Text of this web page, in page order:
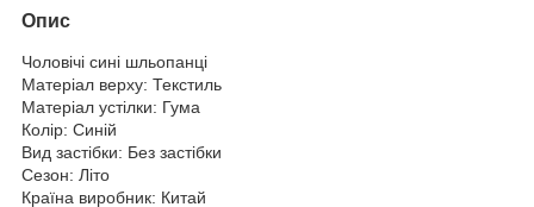
Опис
Чоловічі сині шльопанці
Матеріал верху: Текстиль
Матеріал устілки: Гума
Колір: Синій
Вид застібки: Без застібки
Сезон: Літо
Країна виробник: Китай